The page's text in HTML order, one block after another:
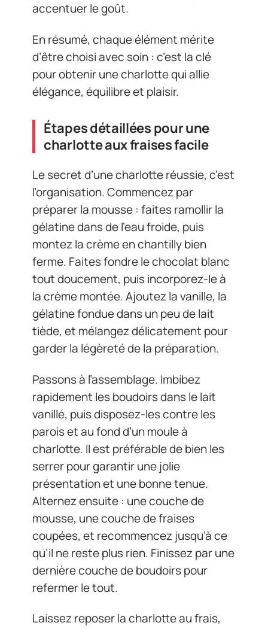
accentuer le goût.
En résumé, chaque élément mérite
d’être choisi avec soin : c’est la clé
pour obtenir une charlotte qui allie
élégance, équilibre et plaisir.
Étapes détaillées pour une
charlotte aux fraises facile
Le secret d’une charlotte réussie, c’est
l’organisation. Commencez par
préparer la mousse : faites ramollir la
gélatine dans de l’eau froide, puis
montez la crème en chantilly bien
ferme. Faites fondre le chocolat blanc
tout doucement, puis incorporez-le à
la crème montée. Ajoutez la vanille, la
gélatine fondue dans un peu de lait
tiède, et mélangez délicatement pour
garder la légèreté de la préparation.
Passons à l’assemblage. Imbibez
rapidement les boudoirs dans le lait
vanillé, puis disposez-les contre les
parois et au fond d’un moule à
charlotte. Il est préférable de bien les
serrer pour garantir une jolie
présentation et une bonne tenue.
Alternez ensuite : une couche de
mousse, une couche de fraises
coupées, et recommencez jusqu’à ce
qu’il ne reste plus rien. Finissez par une
dernière couche de boudoirs pour
refermer le tout.
Laissez reposer la charlotte au frais,